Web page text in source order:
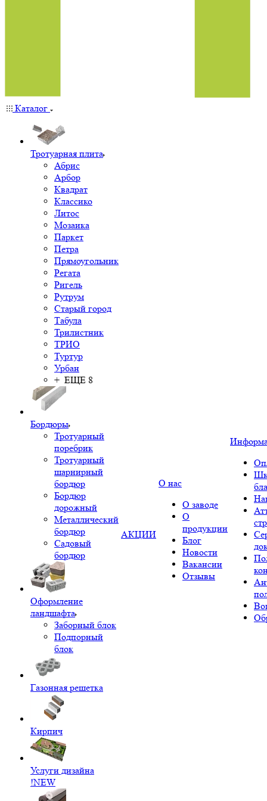
Каталог
Тротуарная плита
Абрис
Арбор
Квадрат
Классико
Литос
Мозаика
Паркет
Петра
Прямоугольник
Регата
Ригель
Рутрум
Старый город
Табула
Трилистник
ТРИО
Туртур
Урбан
+ ЕЩЕ 8
Бордюры
Тротуарный
поребрик
Тротуарный
шарнирный
бордюр
Бордюр
дорожный
Металлический
бордюр
Садовый
бордюр
Оформление
ландшафта
Заборный блок
Подпорный
блок
Газонная решетка
Кирпич
Услуги дизайна
!NEW
АКЦИИ
О нас
О заводе
О
продукции
Блог
Новости
Вакансии
Отзывы